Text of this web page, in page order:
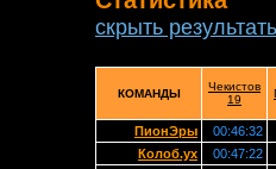
скрыть
КОМАНДЫ
Чекистов
19
ПионЭры 00:46:32
Колоб.ух
00:47:22